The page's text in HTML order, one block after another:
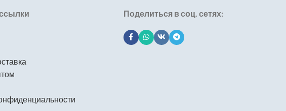
Поделиться в соц. сетях: